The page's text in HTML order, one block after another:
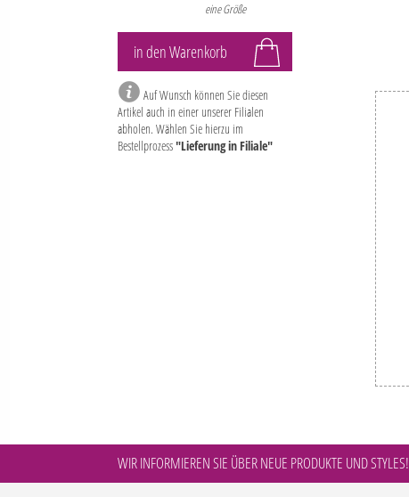
eine Größe
Auf Wunsch können Sie diesen
Artikel auch in einer unserer Filialen
abholen. Wählen Sie hierzu im
Bestellprozess"Lieferung in Filiale"
WIR INFORMIEREN SIE ÜBER NEUE PRODUKTE UND STYLES!